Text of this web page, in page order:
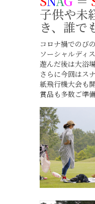
子供や未
き、誰で
コロナ禍でのび
ソーシャルディ
遊んだ後は大浴
さらに今回はス
紙飛行機大会も
賞品も多数ご準